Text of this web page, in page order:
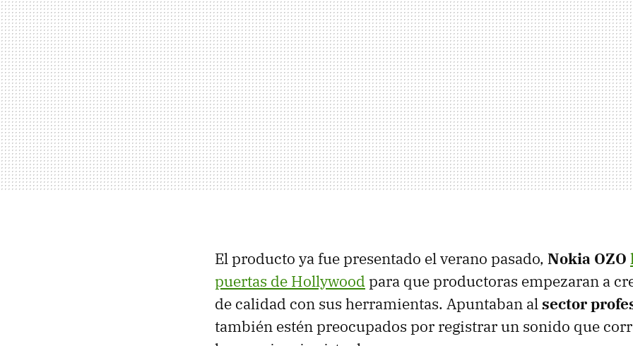
El producto ya fue presentado el verano pasado, Nokia OZO
puertas de Hollywood para que productoras empezaran a
de calidad con sus herramientas. Apuntaban alsector
también estén preocupados por registrar un sonido que